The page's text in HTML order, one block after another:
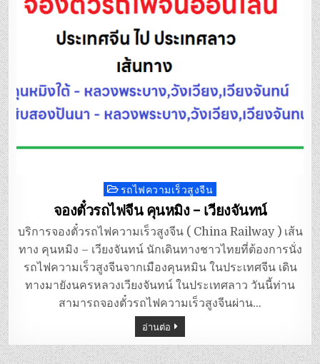
Posted
in
รถไฟความเร็วสูงจีน
จองตั๋วรถไฟจีน คุนหมิง – เวียงจันทน์
บริการจองตั๋วรถไฟความเร็วสูงจีน ( China Railway ) เส้น
ทาง คุนหมิง – เวียงจันทน์ นักเดินทางชาวไทยที่ต้องการนั่ง
รถไฟความเร็วสูงจีนจากเมืองคุนหมิน ในประเทศจีน เดิน
ทางมายังนครหลวงเวียงจันทน์ ในประเทศลาว วันนี้ท่าน
สามารถจองตั๋วรถไฟความเร็วสูงจีนผ่าน…
อ่านต่อ